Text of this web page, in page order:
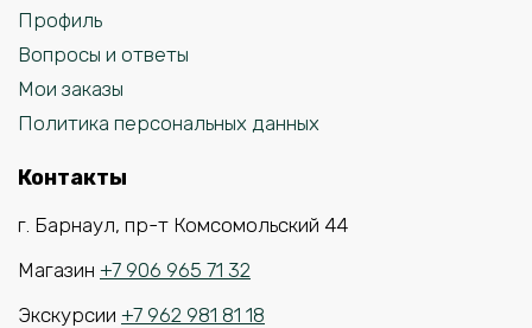
Профиль
Вопросы и ответы
Мои заказы
Политика персональных данных
Контакты
г. Барнаул, пр-т Комсомольский 44
Магазин +7 906 965 71 32
Экскурсии +7 962 981 81 18